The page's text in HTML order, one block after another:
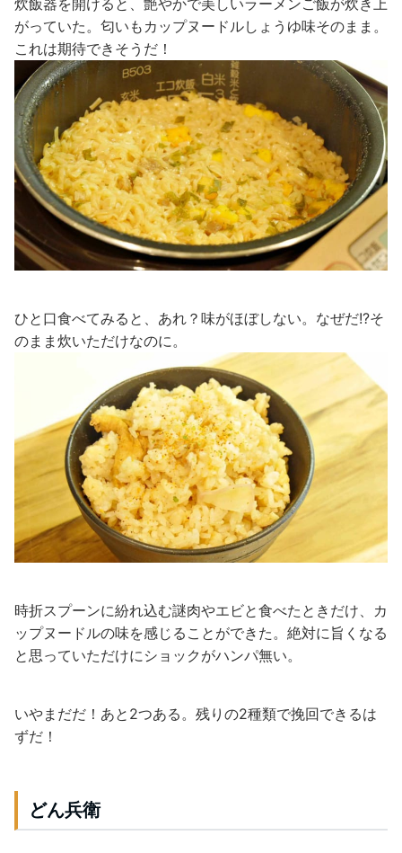
がっていた。匂いもカップヌードルしょうゆ味そのまま。
これは期待できそうだ！
ひと口食べてみると、あれ？味がほぼしない。なぜだ!?そ
のまま炊いただけなのに。
時折スプーンに紛れ込む謎肉やエビと食べたときだけ、カ
ップヌードルの味を感じることができた。絶対に旨くなる
と思っていただけにショックがハンパ無い。
いやまだだ！あと2つある。残りの2種類で挽回できるは
ずだ！
どん兵衛